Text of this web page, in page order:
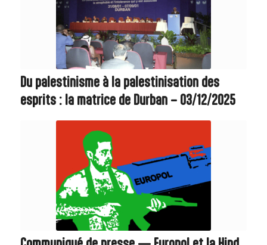
Du palestinisme à la palestinisation des
esprits : la matrice de Durban – 03/12/2025